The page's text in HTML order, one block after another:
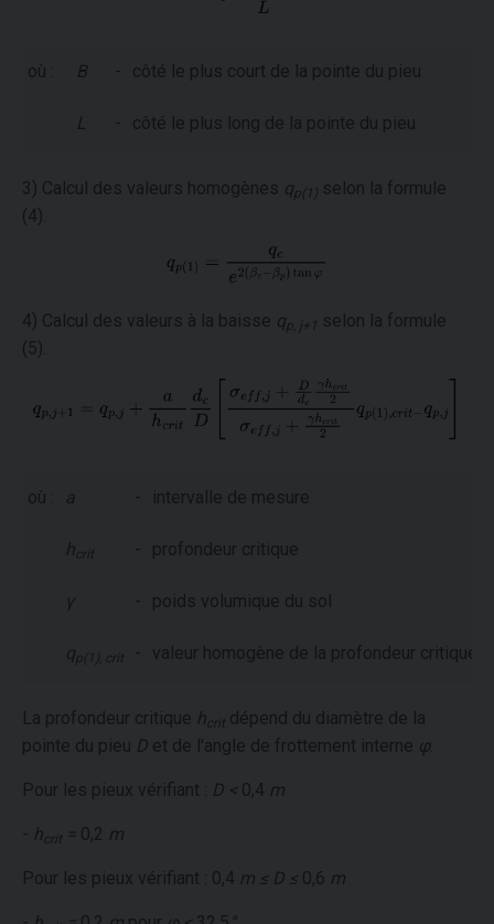
où : B - côté le plus court de la pointe du pieu
L - côté le plus long de la pointe du pieu
3) Calcul des valeurs homogènes qp(1)
selon la formule
(4).
4) Calcul des valeurs à la baisse qp, j+1 selon la formule
(5).
où : a - intervalle de mesure
h crit - profondeur critique
γ - poids volumique du sol
qp(1), crit - valeur homogène de la profondeur critique
La profondeur critique h crit dépend du diamètre de la
pointe du pieu D et de l'angle de frottement interne φ
Pour les pieux vérifiant : D < 0,4 m
- h crit 0,2 m
Pour les pieux vérifiant : 0,4 m ≤ D ≤ 0,6 m